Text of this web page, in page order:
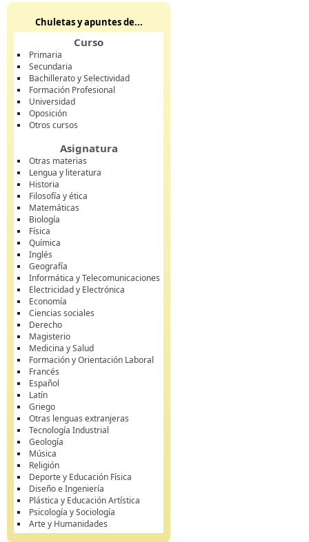
Chuletas y apuntes de...
Curso
Primaria
Secundaria
Bachillerato y Selectividad
Formación Profesional
Universidad
Oposición
Otros cursos
Asignatura
Otras materias
Lengua y literatura
Historia
Filosofía y ética
Matemáticas
Biología
Física
Química
Inglés
Geografía
Informática y Telecomunicaciones
Electricidad y Electrónica
Economía
Ciencias sociales
Derecho
Magisterio
Medicina y Salud
Formación y Orientación Laboral
Francés
Español
Latín
Griego
Otras lenguas extranjeras
Tecnología Industrial
Geología
Música
Religión
Deporte y Educación Física
Diseño e Ingeniería
Plástica y Educación Artística
Psicología y Sociología
Arte y Humanidades